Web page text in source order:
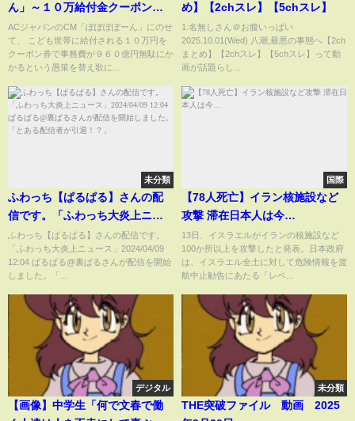
ん」～１０万給付金クーポン大
批判の替え歌～
ACジャパンのCM「ぽぽぽぽーん」にのせ
て、 こども世帯に給付される１０万円を
クーポン券で事務費が９６０億円無駄にか
かるという愚策を替え歌に...
め】【2chスレ】【5chスレ】
1:名無しさん＠お腹いっぱい
2025.10.01(Wed) 八潮,最悪の事態へ【2ch
まとめ】【2chスレ】【5chスレ】って動
画が話題らし...
未分類
ふわっち【ぱるぱる】さんの配
信です。「ふわっち大炎上ニュ
ース」2024/04/09 12:04 ぱるぱ
る@裏ぱるさんが配信を開始し
ました。「とある配信者が引
ふわっち【ぱるぱる】さんの配信です。
「ふわっち大炎上ニュース」2024/04/09
12:04 ぱるぱる@裏ぱるさんが配信を開始
しました。「...
国際
【78人死亡】イラン核施設など
攻撃 滞在日本人は今…
13日、イスラエルがイランの核施設など
100か所以上を攻撃したと発表。日本政府
は、イスラエル全土に対して危険情報を渡
航中止勧告にあたる「レベ...
デジタル
【画像】中学生「何で文春で働
未分類
THE突破ファイル 動画 2025